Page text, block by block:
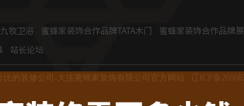
牧卫浴 蜜蜂家装饰合作品牌TATA木门 蜜蜂家装饰合作品牌
站长论坛
比的装修公司-大连蜜蜂家装饰有限公司官方网站 辽ICP备